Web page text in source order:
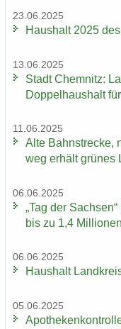
23.06.2025
Haus­halt 2025
13.06.2025
Stadt Chem­nitz:
Dop­pel­haus­halt
11.06.2025
Alte Bahn­stre­cke,
weg er­hält grü­nes
06.06.2025
„Tag der
bis zu 1,4
06.06.2025
Haus­halt
05.06.2025